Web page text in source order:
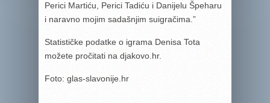
Perici Martiću, Perici Tadiću i Danijelu Špeharu
i naravno mojim sadašnjim suigračima.”
Statističke podatke o igrama Denisa Tota
možete pročitati na djakovo.hr.
Foto: glas-slavonije.hr